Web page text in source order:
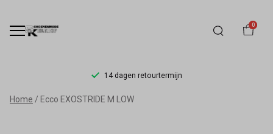
0
14 dagen retourtermijn
Ecco
Home Ecco EXOSTRIDE M LOW